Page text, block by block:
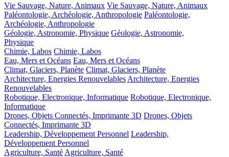
Vie Sauvage, Nature, Animaux Vie Sauvage, Nature, Animaux
Paléontologie, Archéologie, Anthropologie Paléontologie,
Archéologie, Anthropologie
Géologie, Astronomie, Physique Géologie, Astronomie,
Physique
Chimie, Labos Chimie, Labos
Eau, Mers et Océans Eau, Mers et Océans
Climat, Glaciers, Planète Climat, Glaciers, Planète
Architecture, Energies Renouvelables Architecture, Energies
Renouvelables
Robotique, Electronique, Informatique Robotique, Electronique,
Informatique
Drones, Objets Connectés, Imprimante 3D Drones, Objets
Connectés, Imprimante 3D
Leadership, Développement Personnel Leadership,
Développement Personnel
Agriculture, Santé Agriculture, Santé